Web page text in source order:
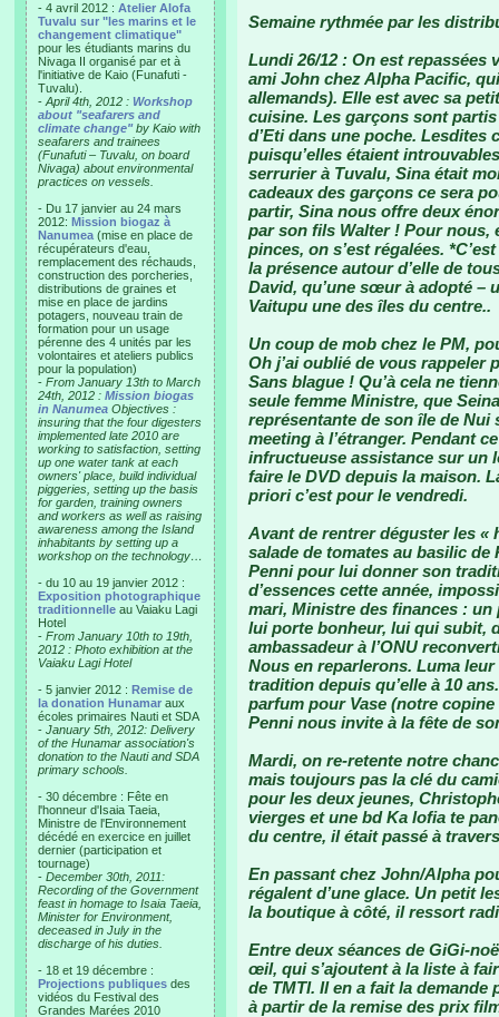
- 4 avril 2012 : Atelier Alofa
Tuvalu sur "les marins et le
changement climatique"
pour les étudiants marins du
Nivaga II organisé par et à
l'initiative de Kaio (Funafuti -
Tuvalu).
- April 4th, 2012 : Workshop
about "seafarers and
climate change"by Kaio with
seafarers and trainees
(Funafuti – Tuvalu, on board
Nivaga) about environmental
practices on vessels.
- Du 17 janvier au 24 mars
2012: Mission biogaz à
Nanumea (mise en place de
récupérateurs d'eau,
remplacement des réchauds,
construction des porcheries,
distributions de graines et
mise en place de jardins
potagers, nouveau train de
formation pour un usage
pérenne des 4 unités par les
volontaires et ateliers publics
pour la population)
- From January 13th to March
24th, 2012 : Mission biogas
in Nanumea Objectives :
insuring that the four digesters
implemented late 2010 are
working to satisfaction, setting
up one water tank at each
owners' place, build individual
piggeries, setting up the basis
for garden, training owners
and workers as well as raising
awareness among the Island
inhabitants by setting up a
workshop on the technology…
- du 10 au 19 janvier 2012 :
Exposition photographique
traditionnelle au Vaiaku Lagi
Hotel
- From January 10th to 19th,
2012 : Photo exhibition at the
Vaiaku Lagi Hotel
- 5 janvier 2012 : Remise de
la donation Hunamar aux
écoles primaires Nauti et SDA
- January 5th, 2012: Delivery
of the Hunamar association's
donation to the Nauti and SDA
primary schools.
- 30 décembre : Fête en
l'honneur d'Isaia Taeia,
Ministre de l'Environnement
décédé en exercice en juillet
dernier (participation et
tournage)
- December 30th, 2011:
Recording of the Government
feast in homage to Isaia Taeia,
Minister for Environment,
deceased in July in the
discharge of his duties.
- 18 et 19 décembre :
Projections publiques des
vidéos du Festival des
Grandes Marées 2010
Semaine rythmée par les
Lundi 26/12 : On est repassées
ami John chez Alpha Pacific,
allemands). Elle est avec sa
cuisine. Les garçons sont
d’Eti dans une poche. Lesdites
puisqu’elles étaient
serrurier à Tuvalu, Sina était
cadeaux des garçons ce sera
partir, Sina nous offre deux
par son fils Walter ! Pour nous,
pinces, on s’est régalées.
la présence autour d’elle de
David, qu’une sœur à adopté –
Vaitupu une des îles du centre..
Un coup de mob chez le PM,
Oh j’ai oublié de vous
Sans blague ! Qu’à cela ne
seule femme Ministre, que
représentante de son île de Nui
meeting à l’étranger. Pendant
infructueuse assistance sur un
faire le DVD depuis la maison.
priori c’est pour le vendredi.
Avant de rentrer déguster les «
salade de tomates au basilic
Penni pour lui donner son
d’essences cette année,
mari, Ministre des finances : un
lui porte bonheur, lui qui subit,
ambassadeur à l’ONU
Nous en reparlerons. Luma
tradition depuis qu’elle à 10
parfum pour Vase (notre
Penni nous invite à la fête de
Mardi, on re-retente notre
mais toujours pas la clé du
pour les deux jeunes,
vierges et une bd Ka lofia te
du centre, il était passé à
En passant chez John/Alpha
régalent d’une glace. Un petit
la boutique à côté, il ressort
Entre deux séances de GiGi-
œil, qui s’ajoutent à la liste à
de TMTI. Il en a fait la
à partir de la remise des prix